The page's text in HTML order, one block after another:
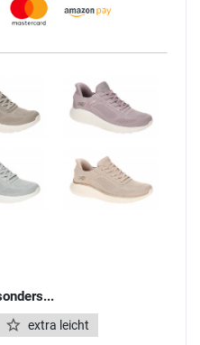
extra leicht